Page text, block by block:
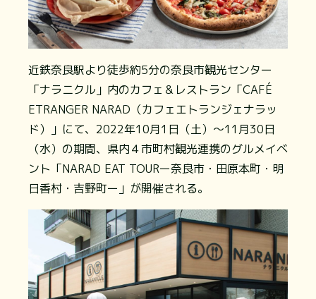
近鉄奈良駅より徒歩約5分の奈良市観光センター
「ナラニクル」内のカフェ＆レストラン「CAFÉ
ETRANGER NARAD（カフェエトランジェナラッ
ド）」にて、2022年10月1日（土）～11月30日
（水）の期間、県内４市町村観光連携のグルメイベ
ント「NARAD EAT TOURー奈良市・田原本町・明
日香村・吉野町ー」が開催される。